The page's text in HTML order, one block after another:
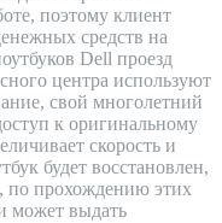
поэтому клиент
средств на
Dell проезд
центра используют
свой многолетний
к оригинальному
скорость и
будет восстановлен,
по прохождению этих
может выдать